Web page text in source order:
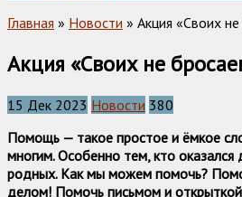
Главная » Новости » Акция «Своих
Акция «Своих не
15 Дек 2023 Новости 380
Помощь — такое простое и ёмкое
многим. Особенно тем, кто
родных. Как мы можем помочь?
делом! Помочь письмом и